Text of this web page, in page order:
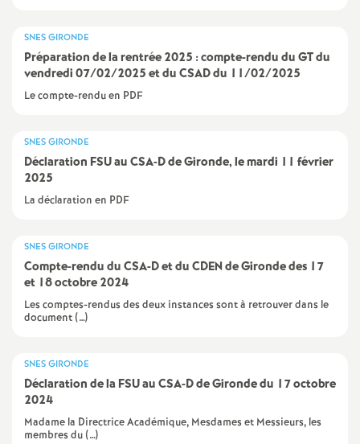
e
s
n
e
i
n
e
SNES GIRONDE
Préparation de la rentrée 2025 : compte-rendu du GT du
vendredi 07/02/2025 et du CSAD du 11/02/2025
Le compte-rendu en PDF
SNES GIRONDE
Déclaration FSU au CSA-D de Gironde, le mardi 11 février
2025
La déclaration en PDF
SNES GIRONDE
Compte-rendu du CSA-D et du CDEN de Gironde des 17
et 18 octobre 2024
Les comptes-rendus des deux instances sont à retrouver dans le
document (…)
SNES GIRONDE
Déclaration de la FSU au CSA-D de Gironde du 17 octobre
2024
Madame la Directrice Académique, Mesdames et Messieurs, les
membres du (…)